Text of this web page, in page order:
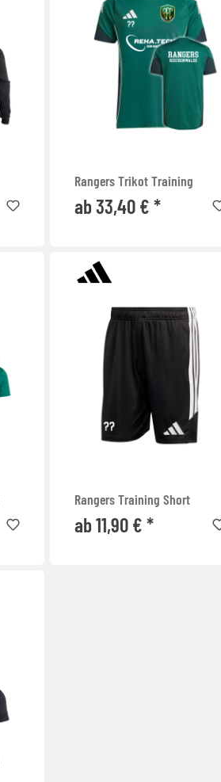
Rangers Trikot Training
ab 33,40 € *
Rangers Training Short
ab 11,90 € *